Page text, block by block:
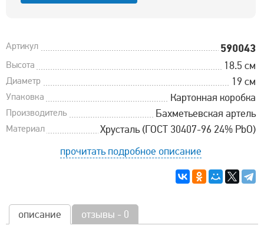
Артикул 590043
Высота 18.5 см
Диаметр 19 см
Упаковка Картонная коробка
Производитель Бахметьевская артель
Материал
Хрусталь (ГОСТ 30407-96 24% PbO)
прочитать подробное описание
описание отзывы - 0